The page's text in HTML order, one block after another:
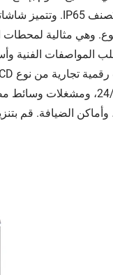
المواصفات الفنية
التشغيل المستمر 24/7،
الضيافة. قم